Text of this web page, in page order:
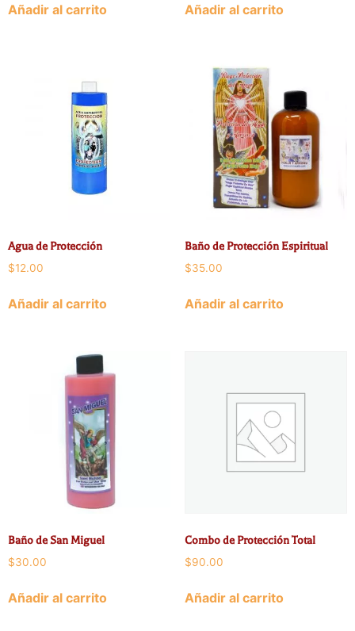
Añadir al carrito Añadir al carrito
Agua de Protección
$12.00
Añadir al carrito
Baño de Protección Espiritual
$35.00
Añadir al carrito
Baño de San Miguel
$30.00
Añadir al carrito
Combo de Protección Total
$90.00
Añadir al carrito